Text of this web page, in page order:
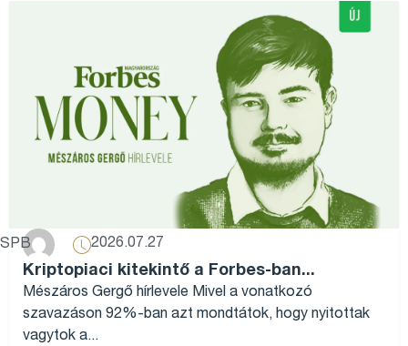
SPB 2026.07.27
Kriptopiaci kitekintő a Forbes-ban...
Mészáros Gergő hírlevele Mivel a vonatkozó
szavazáson 92%-ban azt mondtátok, hogy nyitottak
vagytok a...